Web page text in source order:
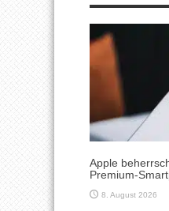
Apple
Premium-
8. August 2026